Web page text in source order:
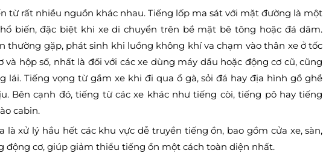
từ rất nhiều nguồn khác nhau. Tiếng lốp ma sát với mặt đường là một
biến, đặc biệt khi xe di chuyển trên bề mặt bê tông hoặc đá dăm.
thường gặp, phát sinh khi luồng không khí va chạm vào thân xe ở tốc
và hộp số, nhất là đối với các xe dùng máy dầu hoặc động cơ cũ, cũng
lái. Tiếng vọng từ gầm xe khi đi qua ổ gà, sỏi đá hay địa hình gồ ghề
Bên cạnh đó, tiếng từ các xe khác như tiếng còi, tiếng pô hay tiếng
cabin.
là xử lý hầu hết các khu vực dễ truyền tiếng ồn, bao gồm cửa xe, sàn,
động cơ, giúp giảm thiểu tiếng ồn một cách toàn diện nhất.